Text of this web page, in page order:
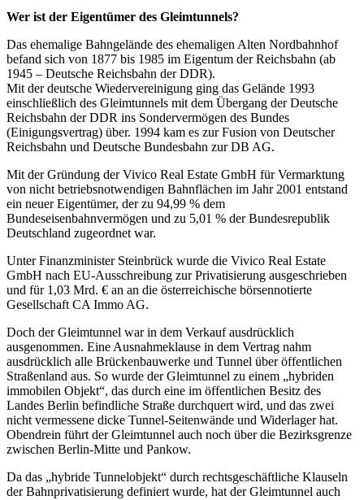
Wer ist der Eigentümer des Gleimtunnels?
Das ehemalige Bahngelände des ehemaligen Alten Nordbahnhof
befand sich von 1877 bis 1985 im Eigentum der Reichsbahn (ab
1945 – Deutsche Reichsbahn der DDR).
Mit der deutsche Wiedervereinigung ging das Gelände 1993
einschließlich des Gleimtunnels mit dem Übergang der Deutsche
Reichsbahn der DDR ins Sondervermögen des Bundes
(Einigungsvertrag) über. 1994 kam es zur Fusion von Deutscher
Reichsbahn und Deutsche Bundesbahn zur DB AG.
Mit der Gründung der Vivico Real Estate GmbH für Vermarktung
von nicht betriebsnotwendigen Bahnflächen im Jahr 2001 entstand
ein neuer Eigentümer, der zu 94,99 % dem
Bundeseisenbahnvermögen und zu 5,01 % der Bundesrepublik
Deutschland zugeordnet war.
Unter Finanzminister Steinbrück wurde die Vivico Real Estate
GmbH nach EU-Ausschreibung zur Privatisierung ausgeschrieben
und für 1,03 Mrd. € an an die österreichische börsennotierte
Gesellschaft CA Immo AG.
Doch der Gleimtunnel war in dem Verkauf ausdrücklich
ausgenommen. Eine Ausnahmeklause in dem Vertrag nahm
ausdrücklich alle Brückenbauwerke und Tunnel über öffentlichen
Straßenland aus. So wurde der Gleimtunnel zu einem „hybriden
immobilen Objekt“, das durch eine im öffentlichen Besitz des
Landes Berlin befindliche Straße durchquert wird, und das zwei
nicht vermessene dicke Tunnel-Seitenwände und Widerlager hat.
Obendrein führt der Gleimtunnel auch noch über die Bezirksgrenze
zwischen Berlin-Mitte und Pankow.
Da das „hybride Tunnelobjekt“ durch rechtsgeschäftliche Klauseln
der Bahnprivatisierung definiert wurde, hat der Gleimtunnel auch